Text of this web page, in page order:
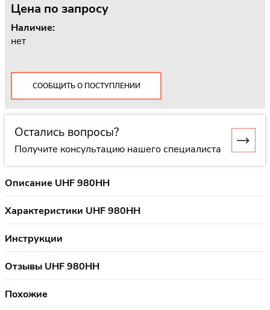
Цена по запросу
Наличие:
нет
СООБЩИТЬ О ПОСТУПЛЕНИИ
Остались вопросы?
Получите консультацию нашего специалиста
Описание UHF 980HH
Характеристики UHF 980HH
Инструкции
Отзывы UHF 980HH
Похожие